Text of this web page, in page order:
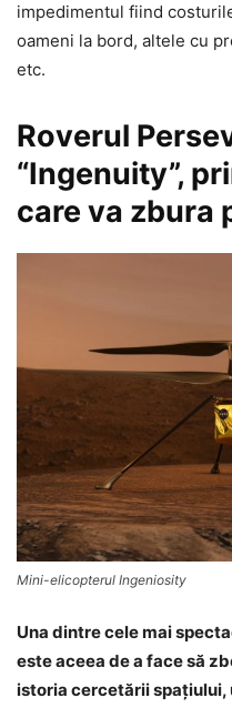
impedimentul fiind
oameni la bord, altele cu
etc.
Roverul
“Ingenuity”,
care va zbura
Mini-elicopterul Ingeniosity
Una dintre cele mai
este aceea de a face să
istoria cercetării